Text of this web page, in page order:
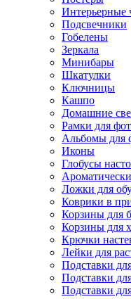
Интерьерные
Подсвечники
Гобелены
Зеркала
Минибары
Шкатулки
Ключницы
Кашпо
Домашние
Рамки для
Альбомы для
Иконы
Глобусы
Ложки для
Коврики в
Корзины для
Корзины для
Крючки
Лейки для
Подставки
Подставки
Подставки